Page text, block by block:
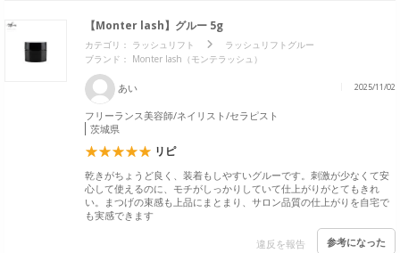
【Monter lash】グルー 5g
カテゴリ： ラッシュリフト
ラッシュリフトグルー
ブランド： Monter lash（モンテラッシュ）
あい 2025/11/02
フリーランス美容師/ネイリスト/セラピスト
茨城県
リピ
乾きがちょうど良く、装着もしやすいグルーです。刺激が少なくて安
心して使えるのに、モチがしっかりしていて仕上がりがとてもきれ
い。まつげの束感も上品にまとまり、サロン品質の仕上がりを自宅で
も実感できます
違反を報告 参考になった